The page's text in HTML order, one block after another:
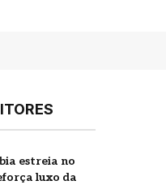
estreia no
luxo da